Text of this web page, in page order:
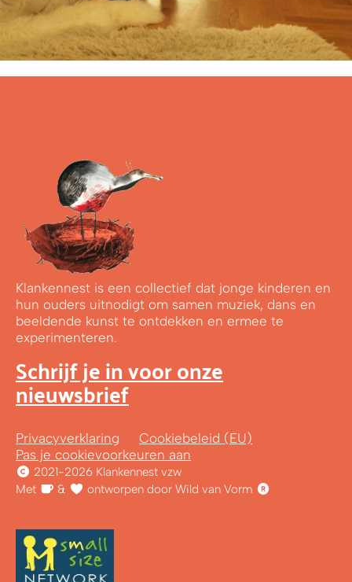
Klankennest is een collectief dat jonge kinderen en
hun ouders uitnodigt om samen muziek, dans en
beeldende kunst te ontdekken en ermee te
experimenteren.
Schrijf je in voor onze
nieuwsbrief
Privacyverklaring
Cookiebeleid (EU)
Pas je cookievoorkeuren aan
2021-2026 Klankennest vzw
Met
& ontworpen door Wild van Vorm